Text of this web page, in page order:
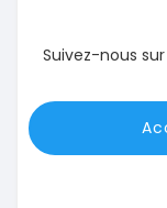
Suivez-nous